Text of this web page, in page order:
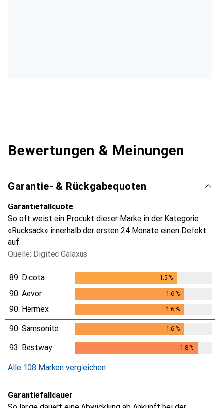
Bewertungen & Meinungen
Garantie- & Rückgabequoten
Garantiefallquote
So oft weist ein Produkt dieser Marke in der Kategorie
«Rucksack» innerhalb der ersten 24 Monate einen Defekt
auf.
Quelle: Digitec Galaxus
89. Dicota 1.5%
90. Aevor 1.6%
90. Hermex 1.6%
90. Samsonite 1.6%
93. Bestway 1.8%
Alle 108 Marken vergleichen
Garantiefalldauer